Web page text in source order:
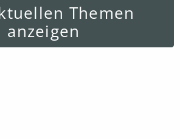
Themen
anzeigen